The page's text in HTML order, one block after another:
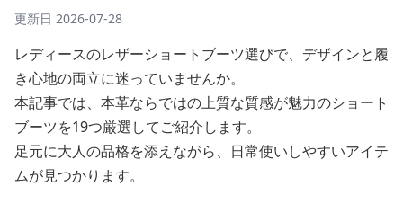
更新日 2026-07-28
レディースのレザーショートブーツ選びで、デザインと履
き心地の両立に迷っていませんか。
本記事では、本革ならではの上質な質感が魅力のショート
ブーツを19つ厳選してご紹介します。
足元に大人の品格を添えながら、日常使いしやすいアイテ
ムが見つかります。